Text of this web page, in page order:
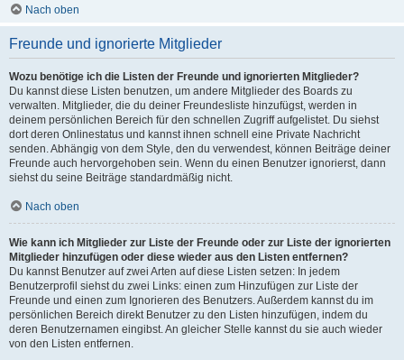
Nach oben
Freunde und ignorierte Mitglieder
Wozu benötige ich die Listen der Freunde und ignorierten Mitglieder?
Du kannst diese Listen benutzen, um andere Mitglieder des Boards zu
verwalten. Mitglieder, die du deiner Freundesliste hinzufügst, werden in
deinem persönlichen Bereich für den schnellen Zugriff aufgelistet. Du siehst
dort deren Onlinestatus und kannst ihnen schnell eine Private Nachricht
senden. Abhängig von dem Style, den du verwendest, können Beiträge deiner
Freunde auch hervorgehoben sein. Wenn du einen Benutzer ignorierst, dann
siehst du seine Beiträge standardmäßig nicht.
Nach oben
Wie kann ich Mitglieder zur Liste der Freunde oder zur Liste der ignorierten
Mitglieder hinzufügen oder diese wieder aus den Listen entfernen?
Du kannst Benutzer auf zwei Arten auf diese Listen setzen: In jedem
Benutzerprofil siehst du zwei Links: einen zum Hinzufügen zur Liste der
Freunde und einen zum Ignorieren des Benutzers. Außerdem kannst du im
persönlichen Bereich direkt Benutzer zu den Listen hinzufügen, indem du
deren Benutzernamen eingibst. An gleicher Stelle kannst du sie auch wieder
von den Listen entfernen.